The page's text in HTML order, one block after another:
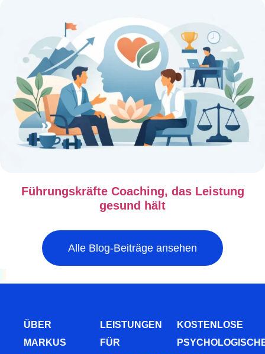
Führungskräfte Coaching, das Leistung
gesund hält
Alle Blog-Beiträge ansehen
ÜBER
MARKUS
LEISTUNGEN
FÜR
KOSTENLOSE